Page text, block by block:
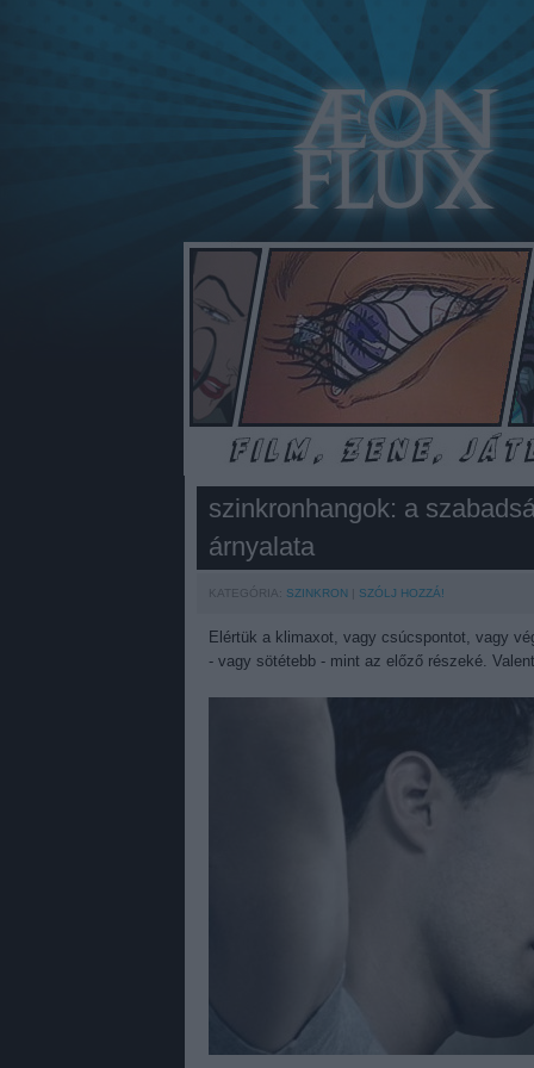
szinkronhangok: a
árnyalata
KATEGÓRIA: SZINKRON SZÓLJ HOZZÁ!
Elértük a klimaxot, vagy csúcspontot, vagy
- vagy sötétebb - mint az előző részeké.